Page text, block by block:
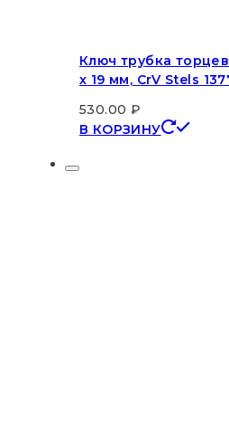
Ключ трубка
х 19 мм, CrV Stels
530.00 ₽
В КОРЗИНУ